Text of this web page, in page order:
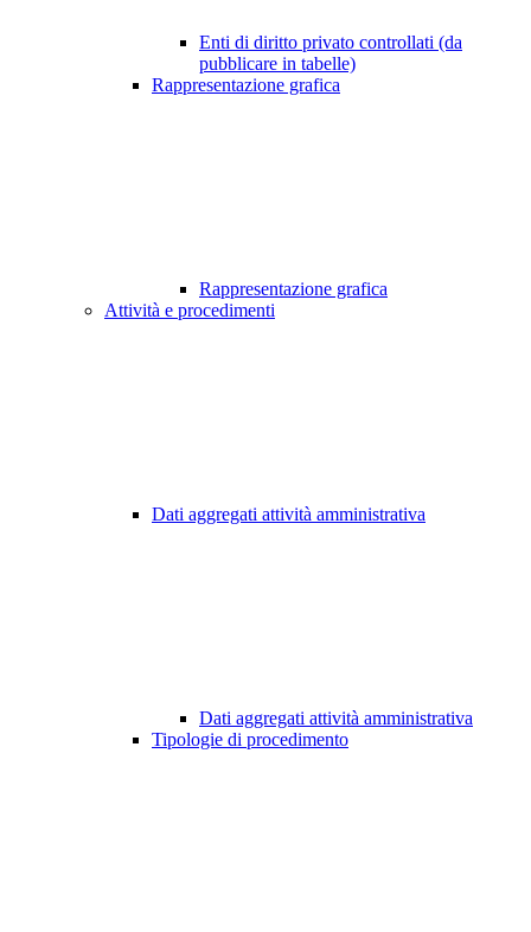
Enti di diritto privato controllati (da
pubblicare in tabelle)
Rappresentazione grafica
Rappresentazione grafica
Attività e procedimenti
Dati aggregati attività amministrativa
Dati aggregati attività amministrativa
Tipologie di procedimento